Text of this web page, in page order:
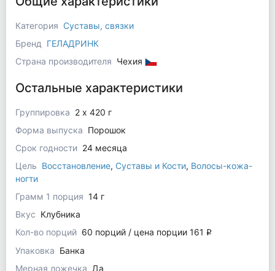
Категория Суставы, связки
Бренд
ГЕЛАДРИНК
Страна производителя Чехия
Остальные характеристики
Группировка 2 х 420 г
Форма выпуска Порошок
Срок годности 24 месяца
Цель Восстановление, Суставы и Кости, Волосы-кожа-
ногти
Грамм 1 порция 14 г
Вкус Клубника
Кол-во порций 60 порций / цена порции 161 q
Упаковка Банка
Мерная ложечка Да